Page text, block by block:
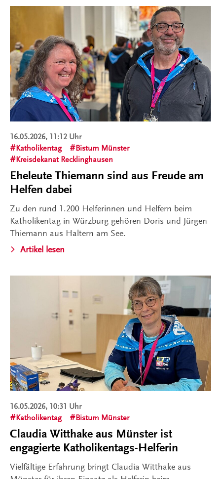
16.05.2026, 11:12 Uhr
Katholikentag
Bistum Münster
Kreisdekanat Recklinghausen
Eheleute Thiemann sind aus Freude am
Helfen dabei
Zu den rund 1.200 Helferinnen und Helfern beim
Katholikentag in Würzburg gehören Doris und Jürgen
Thiemann aus Haltern am See.
Artikel lesen
16.05.2026, 10:31 Uhr
Katholikentag
Bistum Münster
Claudia Witthake aus Münster ist
engagierte Katholikentags-Helferin
Vielfältige Erfahrung bringt Claudia Witthake aus